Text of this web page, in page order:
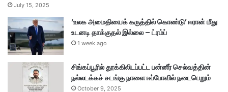
July 15, 2025
‘உலக அமைதியைக் கருத்தில் கொண்டு’ ஈரான் மீது
உடனடி தாக்குதல் இல்லை – ட்ரம்ப்
1 week ago
சிங்கப்பூரில் தூக்கிலிடப்பட்ட பன்னீர் செல்வத்தின்
நல்லடக்கச் சடங்கு நாளை ஈப்போவில் நடைபெறும்
October 9, 2025